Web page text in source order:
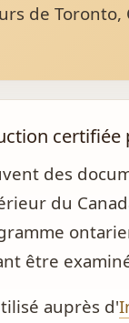
de
certifiée
des
du
être
auprès d'